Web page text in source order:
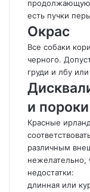
есть пучки
Окрас
Все собаки
черного.
груди и лбу
и пороки
Красные
различным
недостатки:
длинная или